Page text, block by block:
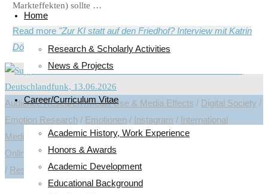
Home
Research & Scholarly Activities
News & Projects
Career/Curriculum Vitae
Academic History, Work Experience
Honors & Awards
Academic Development
Educational Background
Markteffekten) sollte …
Read more "Zur KI statt auf den Friedhof? Interview mit Katrin
Döveling | 12.06.2026"
Audience Research /Media Use & Media Effects / Digital Society /
Emotion Research / Emotionen / Instagram / International
Mediatization Research / Interview / News, Projects & Interviews
Online
Online Research / Research-related publications or news
/ Researches / Visual Communication & Gender Studies